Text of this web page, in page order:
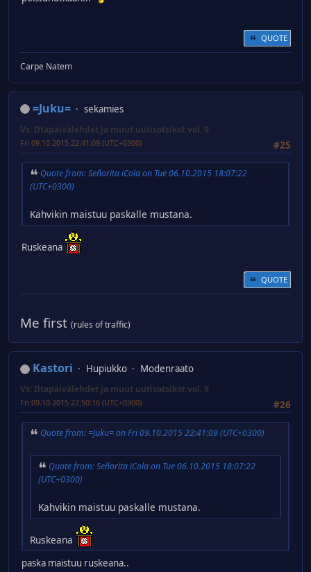
QUOTE
Carpe Natem
=Juku= sekamies
Vs: Iltapäivälehdet ja muut uutisotsikot vol. 9
#25
Fri 09.10.2015 22:41:09 (UTC+0300)
Quote from: Señorita iCola on Tue 06.10.2015 18:07:22
(UTC+0300)
Kahvikin maistuu paskalle mustana.
Ruskeana
QUOTE
Me first (rules of traffic)
Kastori Hupiukko Modenraato
Vs: Iltapäivälehdet ja muut uutisotsikot vol. 9
#26
Fri 09.10.2015 22:50:16 (UTC+0300)
Quote from: =Juku= on Fri 09.10.2015 22:41:09 (UTC+0300)
Quote from: Señorita iCola on Tue 06.10.2015 18:07:22
(UTC+0300)
Kahvikin maistuu paskalle mustana.
Ruskeana
paska maistuu ruskeana..